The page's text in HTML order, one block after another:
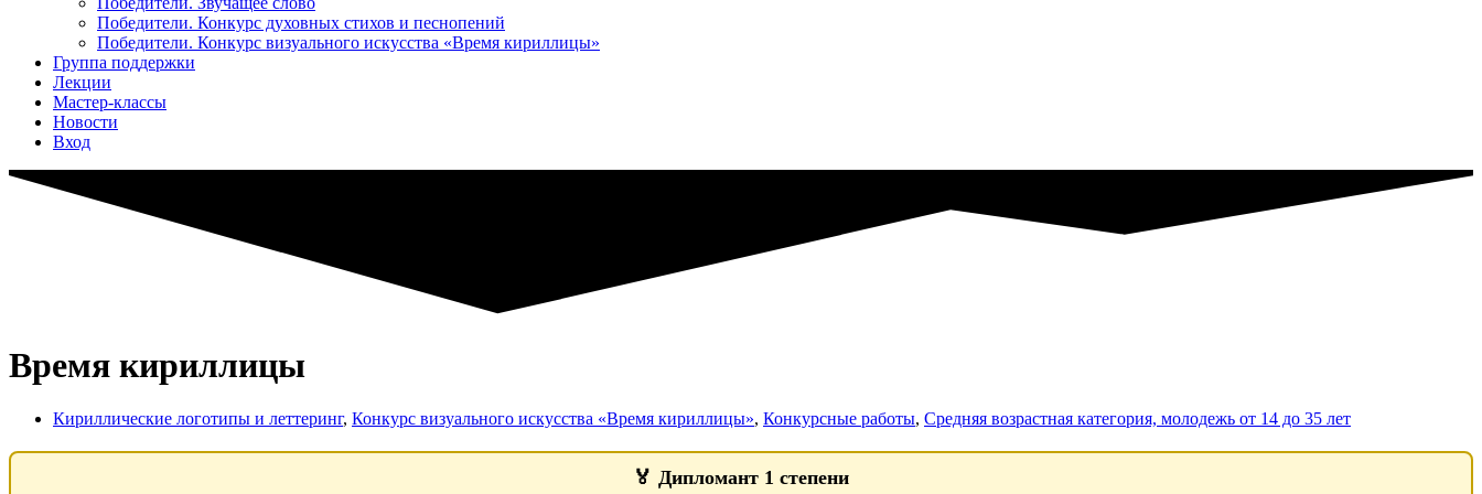
Победители. Конкурс духовных стихов и песнопений
Победители. Конкурс визуального искусства «Время кириллицы»
Группа поддержки
Лекции
Мастер-классы
Новости
Вход
Время кириллицы
Кириллические логотипы и леттеринг, Конкурс визуального искусства «Время кириллицы», Конкурсные работы, Средняя возрастная категория, молодежь от 14 до 35 лет
🏅 Дипломант 1 степени